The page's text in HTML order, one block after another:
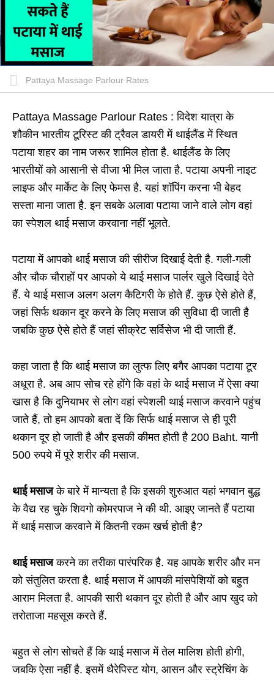
Pattaya Massage Parlour Rates
Pattaya Massage Parlour Rates : विदेश यात्रा के
शौकीन भारतीय टूरिस्ट की ट्रैवल डायरी में थाईलैंड में स्थित
पटाया शहर का नाम जरूर शामिल होता है. थाईलैंड के लिए
भारतीयों को आसानी से वीजा भी मिल जाता है. पटाया अपनी नाइट
लाइफ और मार्केट के लिए फेमस है. यहां शॉपिंग करना भी बेहद
सस्ता माना जाता है. इन सबके अलावा पटाया जाने वाले लोग वहां
का स्पेशल थाई मसाज करवाना नहीं भूलते.
पटाया में आपको थाई मसाज की सीरीज दिखाई देती है. गली-गली
और चौक चौराहों पर आपको ये थाई मसाज पार्लर खुले दिखाई देते
हैं. ये थाई मसाज अलग अलग कैटिगरी के होते हैं. कुछ ऐसे होते हैं,
जहां सिर्फ थकान दूर करने के लिए मसाज की सुविधा दी जाती है
जबकि कुछ ऐसे होते हैं जहां सीक्रेट सर्विसेज भी दी जाती हैं.
कहा जाता है कि थाई मसाज का लुत्फ लिए बगैर आपका पटाया टूर
अधूरा है. अब आप सोच रहे होंगे कि वहां के थाई मसाज में ऐसा क्या
खास है कि दुनियाभर से लोग वहां स्पेशली थाई मसाज करवाने पहुंच
जाते हैं, तो हम आपको बता दें कि सिर्फ थाई मसाज से ही पूरी
थकान दूर हो जाती है और इसकी कीमत होती है 200 Baht. यानी
500 रुपये में पूरे शरीर की मसाज.
थाई मसाजके बारे में मान्यता है कि इसकी शुरुआत यहां भगवान बुद्ध
के वैद्य रह चुके शिवगो कोमरपाज ने की थी. आइए जानते हैं पटाया
में थाई मसाज करवाने में कितनी रकम खर्च होती है?
थाई मसाजकरने का तरीका पारंपरिक है. यह आपके शरीर और मन
को संतुलित करता है. थाई मसाज में आपकी मांसपेशियों को बहुत
आराम मिलता है. आपकी सारी थकान दूर होती है और आप खुद को
तरोताजा महसूस करते हैं.
बहुत से लोग सोचते हैं कि थाई मसाज में तेल मालिश होती होगी,
जबकि ऐसा नहीं है. इसमें थैरेपिस्ट योग, आसन और स्ट्रेचिंग के